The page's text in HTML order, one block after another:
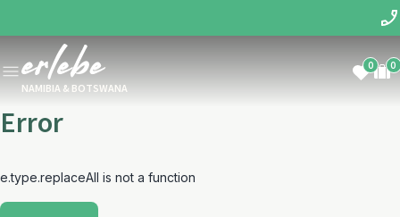
NAMIBIA & BOTSWANA
0 0
Error
e.type.replaceAll is not a function